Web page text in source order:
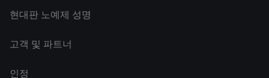
현대판 노예제 성명
고객 및 파트너
인정